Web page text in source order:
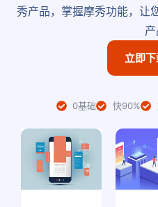
秀产品，掌握摩秀功能，让
立即
0基础 快90%